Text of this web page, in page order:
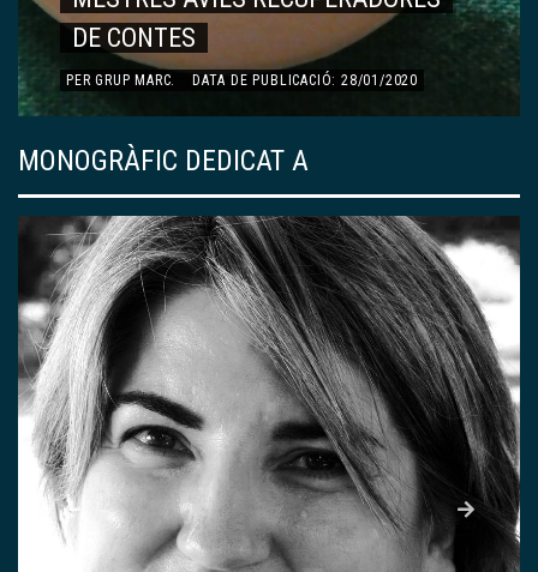
RECORDS, VIVÈNCIES…
DOLORS ESQUERDA AYMAMÍ.
DATA DE PUBLICACIÓ:
13/01/2020
MONOGRÀFIC DEDICAT A